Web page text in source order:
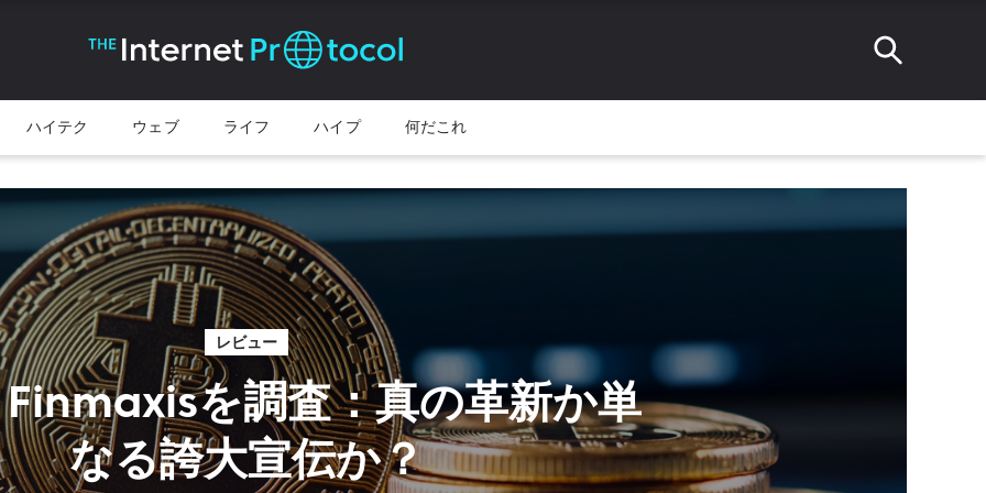
ハイテク ウェブ ライフ ハイプ 何だこれ
レビュー
を調査：真の革新か単
なる誇大宣伝か？